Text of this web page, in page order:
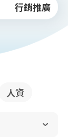
行銷推廣
人資